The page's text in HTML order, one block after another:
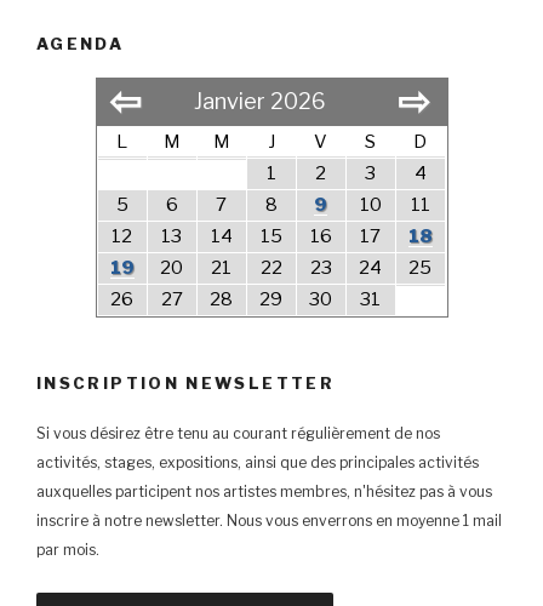
AGENDA
⇦ Janvier 2026 ⇨
L M M J V S
D
1
2 3
4
5
6 7 8 9 10
11
12
13 14 15 16 17
18
19
20 21 22 23 24
25
26
27 28 29 30 31
INSCRIPTION NEWSLETTER
Si vous désirez être tenu au courant régulièrement de nos
activités, stages, expositions, ainsi que des principales activités
auxquelles participent nos artistes membres, n'hésitez pas à vous
inscrire à notre newsletter. Nous vous enverrons en moyenne 1 mail
par mois.